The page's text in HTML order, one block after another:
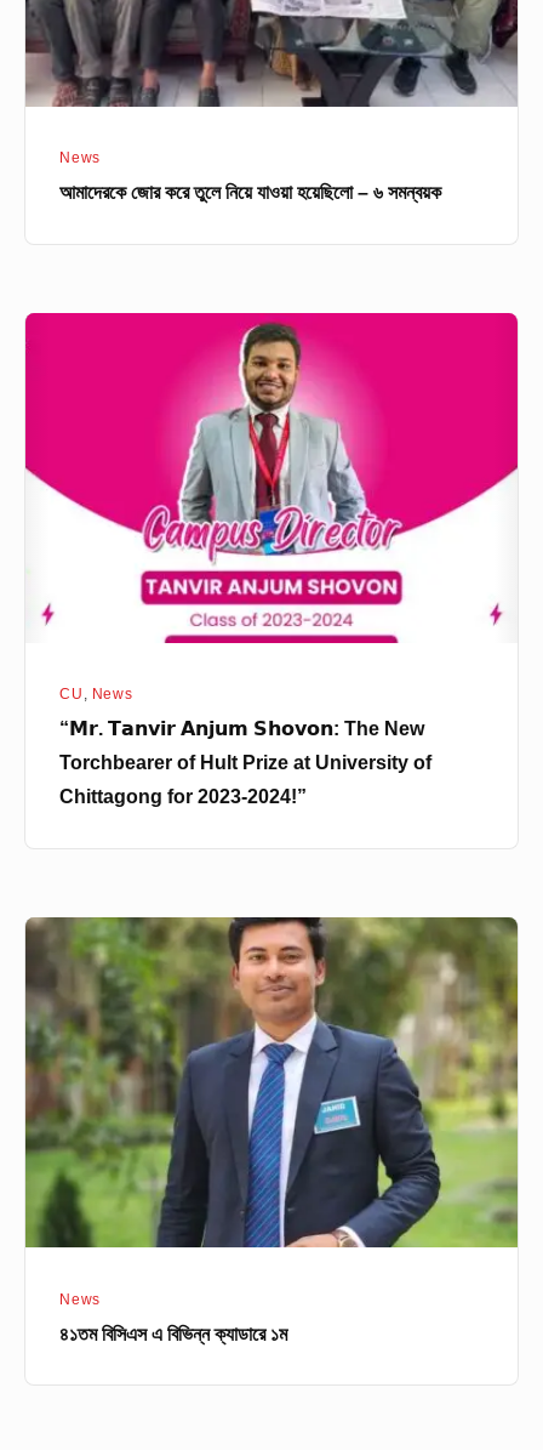
সমন্বয়ক
News
আমাদেরকে জোর করে তুলে নিয়ে যাওয়া হয়েছিলো – ৬ সমন্বয়ক
“𝗠𝗿.
The
New
Torchbearer
of
Hult
University
Chittagong
CU , News
“𝗠𝗿. 𝗧𝗮𝗻𝘃𝗶𝗿 𝗔𝗻𝗷𝘂𝗺 𝗦𝗵𝗼𝘃𝗼𝗻: The New
Torchbearer of Hult Prize at University of
Chittagong for 2023-2024!”
৪১তম
বিসিএস
বিভিন্ন
ক্যাডারে
News
৪১তম বিসিএস এ বিভিন্ন ক্যাডারে ১ম